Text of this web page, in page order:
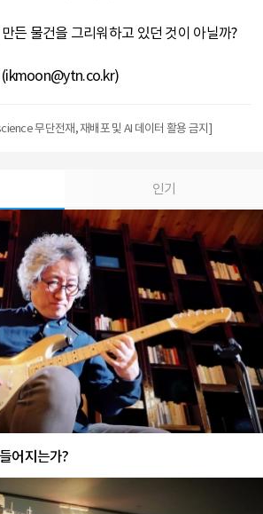
든 물건을 그리워하고 있던 것이 아닐까?
(ikmoon@ytn.co.kr)
무단전재, 재배포 및 AI 데이터 활용 금지]
인기
어지는가?